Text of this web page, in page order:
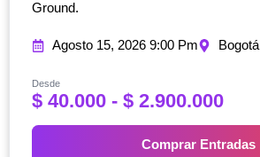
Ground.
Agosto 15, 2026 9:00 Pm Bogotá
Desde
$40.000 - $2.900.000R
n
Comprar Entradas